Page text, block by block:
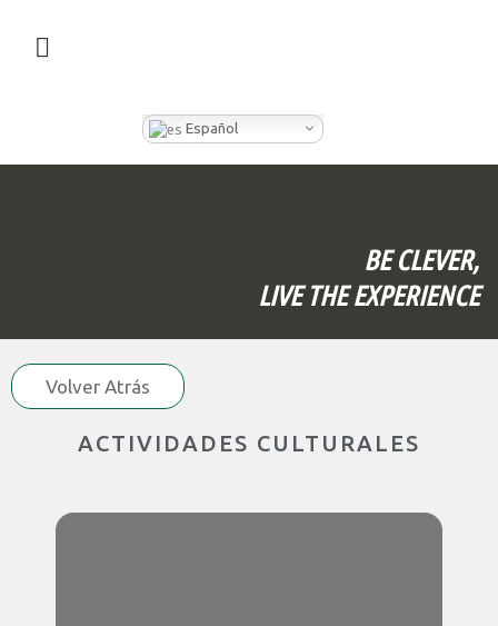
Español
BE CLEVER,
LIVE THE EXPERIENCE
Volver Atrás
ACTIVIDADES CULTURALES